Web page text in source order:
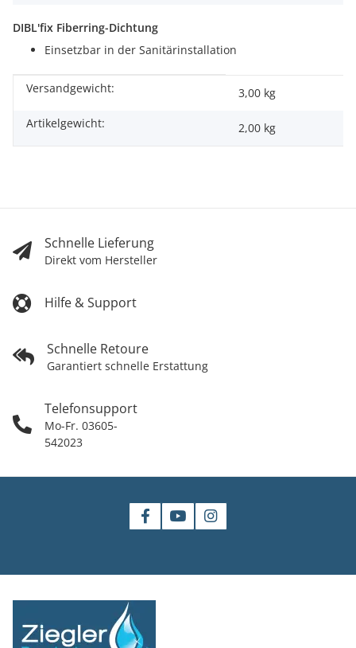
DIBL'fix Fiberring-Dichtung
Einsetzbar in der Sanitärinstallation
Produkteigenschaft
Wert
Versandgewicht:
3,00 kg
Artikelgewicht:
2,00 kg
Schnelle Lieferung
Direkt vom Hersteller
Hilfe & Support
Schnelle Retoure
Garantiert schnelle Erstattung
Telefonsupport
Mo-Fr. 03605-
542023